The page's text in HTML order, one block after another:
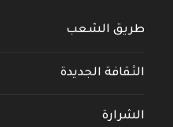
طريق الشعب
الثقافة الجديدة
الشرارة